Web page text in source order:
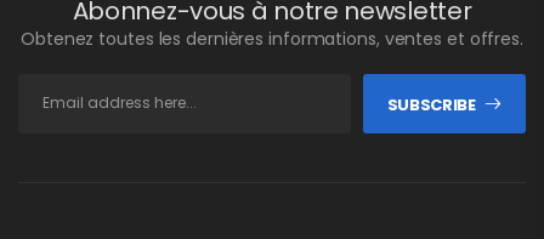
Abonnez-vous à notre newsletter
Obtenez toutes les dernières informations, ventes et offres.
SUBSCRIBE